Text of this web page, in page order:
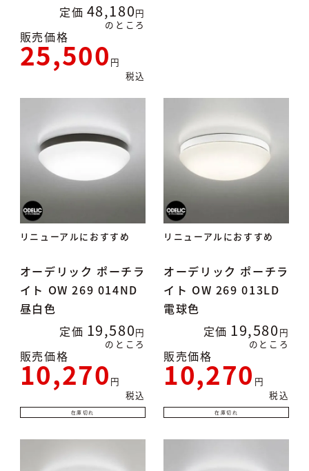
定価 48,180
のところ
販売価格
25,500
税込
リニューアルにおすすめ
オーデリック ポーチラ
イト OW 269 014ND
昼白色
定価 19,580
のところ
販売価格
10,270
税込
在庫切れ
リニューアルにおすすめ
オーデリック ポーチラ
イト OW 269 013LD
電球色
定価 19,580
のところ
販売価格
10,270
税込
在庫切れ